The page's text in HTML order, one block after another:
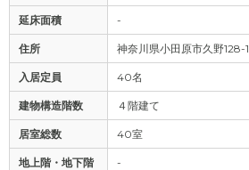
延床面積 -
住所 神奈川県小田原市久野128-1
入居定員 40名
建物構造階数 ４階建て
居室総数 40室
地上階・地下階 -